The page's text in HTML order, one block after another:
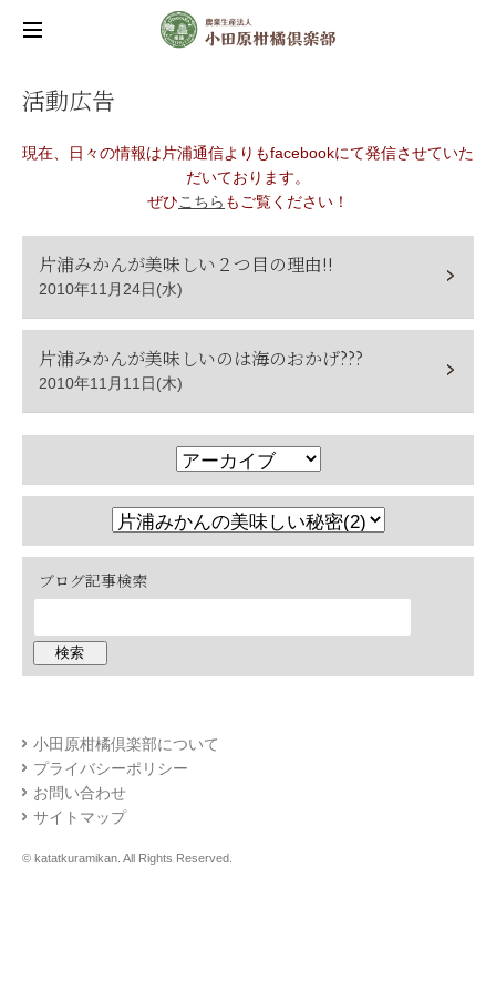
活動広告
現在、日々の情報は片浦通信よりもfacebookにて発信させていた
だいております。
ぜひこちら もご覧ください！
片浦みかんが美味しい２つ目の理由!!
2010年11月24日(水)
片浦みかんが美味しいのは海のおかげ???
2010年11月11日(木)
ブログ記事検索
小田原柑橘倶楽部について
プライバシーポリシー
お問い合わせ
サイトマップ
© katatkuramikan. All Rights Reserved.